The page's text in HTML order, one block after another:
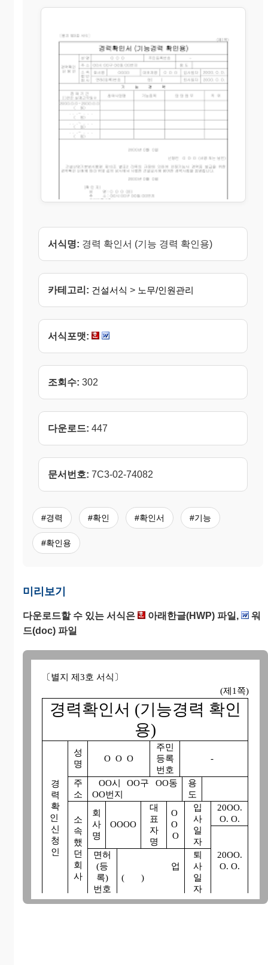
서식명: 경력 확인서 (기능 경력 확인용)
카테고리: 건설서식 > 노무/인원관리
서식포맷:
조회수: 302
다운로드: 447
문서번호: 7C3-02-74082
#경력 #확인 #확인서 #기능
#확인용
미리보기
다운로드할 수 있는 서식은 아래한글(HWP) 파일,
워
드(doc) 파일
〔별지 제3호 서식〕
(제1쪽)
경력확인서 (기능경력 확인
용)
경
력
확
인
신
청
인
성
명
O O O
주민
등록
번호
-
주
소
OO시 OO구 OO동
OO번지
용
도
소
속
했
던
회
사
회
사
명
OOOO
대
표
자
명
O
O
O
입
사
일
자
20OO.
O. O.
20OO.
O. O.
면허
(등
록)
번호
업
( )
퇴
사
일
자
기 능 경 력